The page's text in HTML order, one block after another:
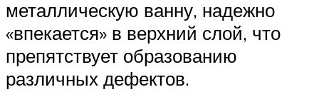
металлическую ванну, надежно
«впекается» в верхний слой, что
препятствует образованию
различных дефектов.